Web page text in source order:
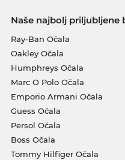
Naše najbolj priljubljene
Ray-Ban Očala
Oakley Očala
Humphreys Očala
Marc O Polo Očala
Emporio Armani Očala
Guess Očala
Persol Očala
Boss Očala
Tommy Hilfiger Očala